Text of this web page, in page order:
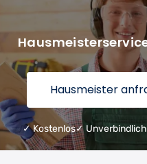
Hausmeister
✓ Kostenlos✓ Unverbindlich